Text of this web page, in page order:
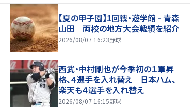
【夏の甲子園】1回戦・遊学館 - 青森
山田 両校の地方大会戦績を紹介
2026/08/07 16:23野球
西武・中村剛也が今季初の１軍昇
格、４選手を入れ替え 日本ハム、
楽天も４選手を入れ替え
2026/08/07 16:15野球